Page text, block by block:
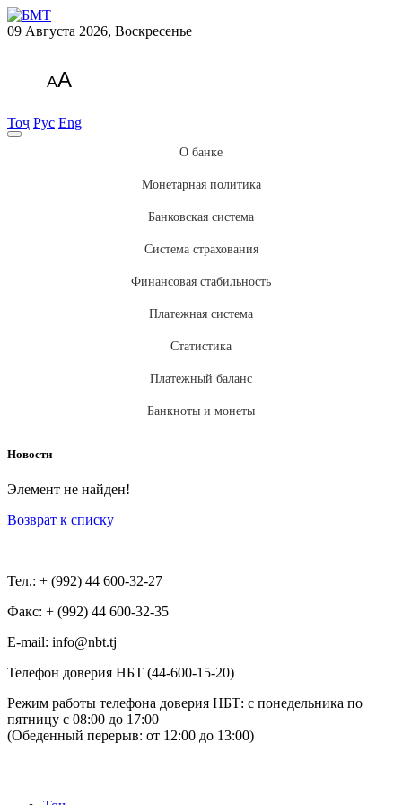
09 Августа 2026, Воскресенье
AA
Тоҷ Рус Eng
О банке
Монетарная политика
Банковская система
Система страхования
Финансовая стабильность
Платежная система
Статистика
Платежный баланс
Банкноты и монеты
Новости
Элемент не найден!
Возврат к списку
Тел.: + (992) 44 600-32-27
Факс: + (992) 44 600-32-35
Е-mail: info@nbt.tj
Телефон доверия НБТ (44-600-15-20)
Режим работы телефона доверия НБТ: с понедельника по
пятницу с 08:00 до 17:00
(Обеденный перерыв: от 12:00 до 13:00)